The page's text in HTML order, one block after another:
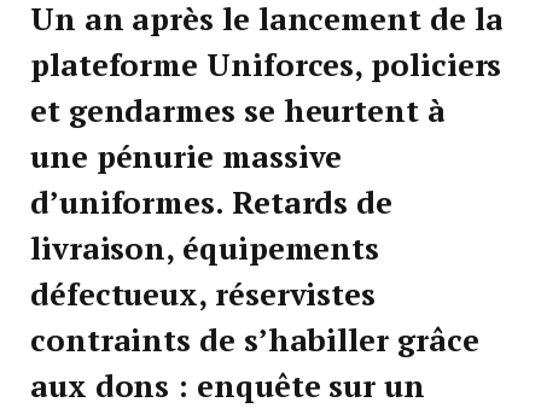
Un an après le lancement de la
plateforme Uniforces, policiers
et gendarmes se heurtent à
une pénurie massive
d’uniformes. Retards de
livraison, équipements
défectueux, réservistes
contraints de s’habiller grâce
aux dons : enquête sur un